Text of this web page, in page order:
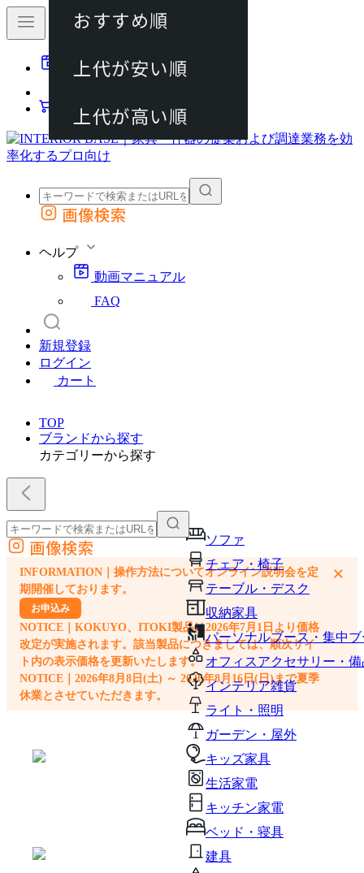
動画マニュアル
カート
外部サイトの商品をカートに追加
画像検索
ヘルプ
動画マニュアル
FAQ
新規登録
ログイン
カート
TOP
ブランドから探す
カテゴリーから探す
ソファ
チェア・椅子
テーブル・デスク
収納家具
パーソナルブース・集中
オフィスアクセサリー・備
インテリア雑貨
ライト・照明
ガーデン・屋外
キッズ家具
生活家電
キッチン家電
ベッド・寝具
建具
外部サイトの商品をカートに追加
他のサイトで見つけた商品ページのURLを貼り付けて、カートに追加できます
画像検索
INFORMATION｜操作方法についてオンライン説明会を定
期開催しております。
お申込み
NOTICE｜KOKUYO、ITOKI製品は2026年7月1日より価格
改定が実施されます。該当製品につきましては、順次サイ
ト内の表示価格を更新いたします。
NOTICE｜2026年8月8日(土) ～ 2026年8月16日(日)まで夏季
休業とさせていただきます。
×
おすすめ順
上代が安い順
上代が高い順